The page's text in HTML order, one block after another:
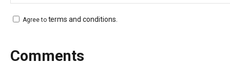
Agree to terms and conditions
Comments